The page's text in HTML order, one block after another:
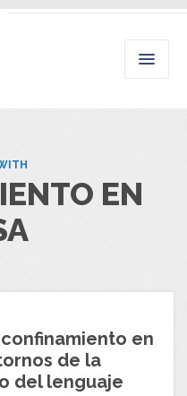
EN
en
de la
del lenguaje